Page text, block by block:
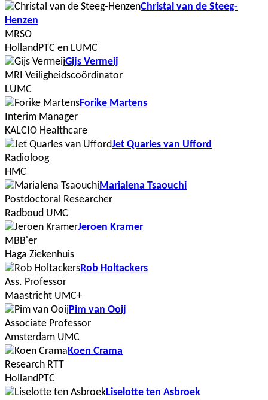
Christal van de Steeg-
Henzen
MRSO
HollandPTC en LUMC
Gijs Vermeij
MRI Veiligheidscoördinator
LUMC
Forike Martens
Interim Manager
KALCIO Healthcare
Jet Quarles van Ufford
Radioloog
HMC
Marialena Tsaouchi
Postdoctoral Researcher
Radboud UMC
Jeroen Kramer
MBB'er
Haga Ziekenhuis
Rob Holtackers
Ass. Professor
Maastricht UMC+
Pim van Ooij
Associate Professor
Amsterdam UMC
Koen Crama
Research RTT
HollandPTC
Liselotte ten Asbroek